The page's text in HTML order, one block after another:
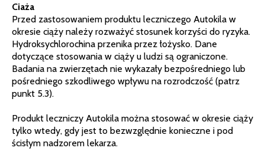
Ciaża
Przed zastosowaniem produktu leczniczego Autokila w
okresie ciąży należy rozważyć stosunek korzyści do ryzyka.
Hydroksychlorochina przenika przez łożysko. Dane
dotyczące stosowania w ciąży u ludzi są ograniczone.
Badania na zwierzętach nie wykazały bezpośredniego lub
pośredniego szkodliwego wpływu na rozrodczość (patrz
punkt 5.3).
Produkt leczniczy Autokila można stosować w okresie ciąży
tylko wtedy, gdy jest to bezwzględnie konieczne i pod
ścisłym nadzorem lekarza.